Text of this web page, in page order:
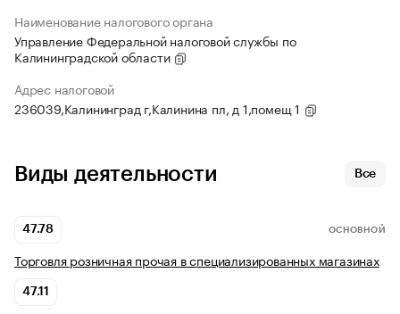
Наименование налогового органа
Управление Федеральной налоговой службы по
Калининградской области
Адрес налоговой
236039,Калининград г,Калинина пл, д 1,помещ 1
Виды деятельности Все
47.78 ОСНОВНОЙ
Торговля розничная прочая в специализированных магазинах
47.11